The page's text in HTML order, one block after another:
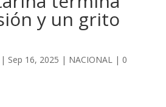
y un grito
| Sep 16, 2025 | NACIONAL| 0